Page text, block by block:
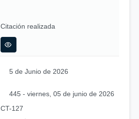
Citación realizada
5 de Junio de 2026
445 - viernes, 05 de junio de 2026
CT-127